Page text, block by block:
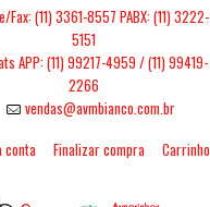
Fax: (11) 3361-8557 PABX: (11) 3222-
5151
APP: (11) 99217-4959 / (11) 99419-
2266
vendas@avmbianco.com.br
conta
Finalizar compra Carrinho